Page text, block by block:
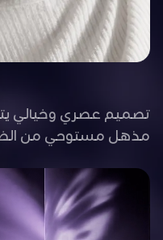
تصميم عصري وخيالي
مذهل مستوحي من